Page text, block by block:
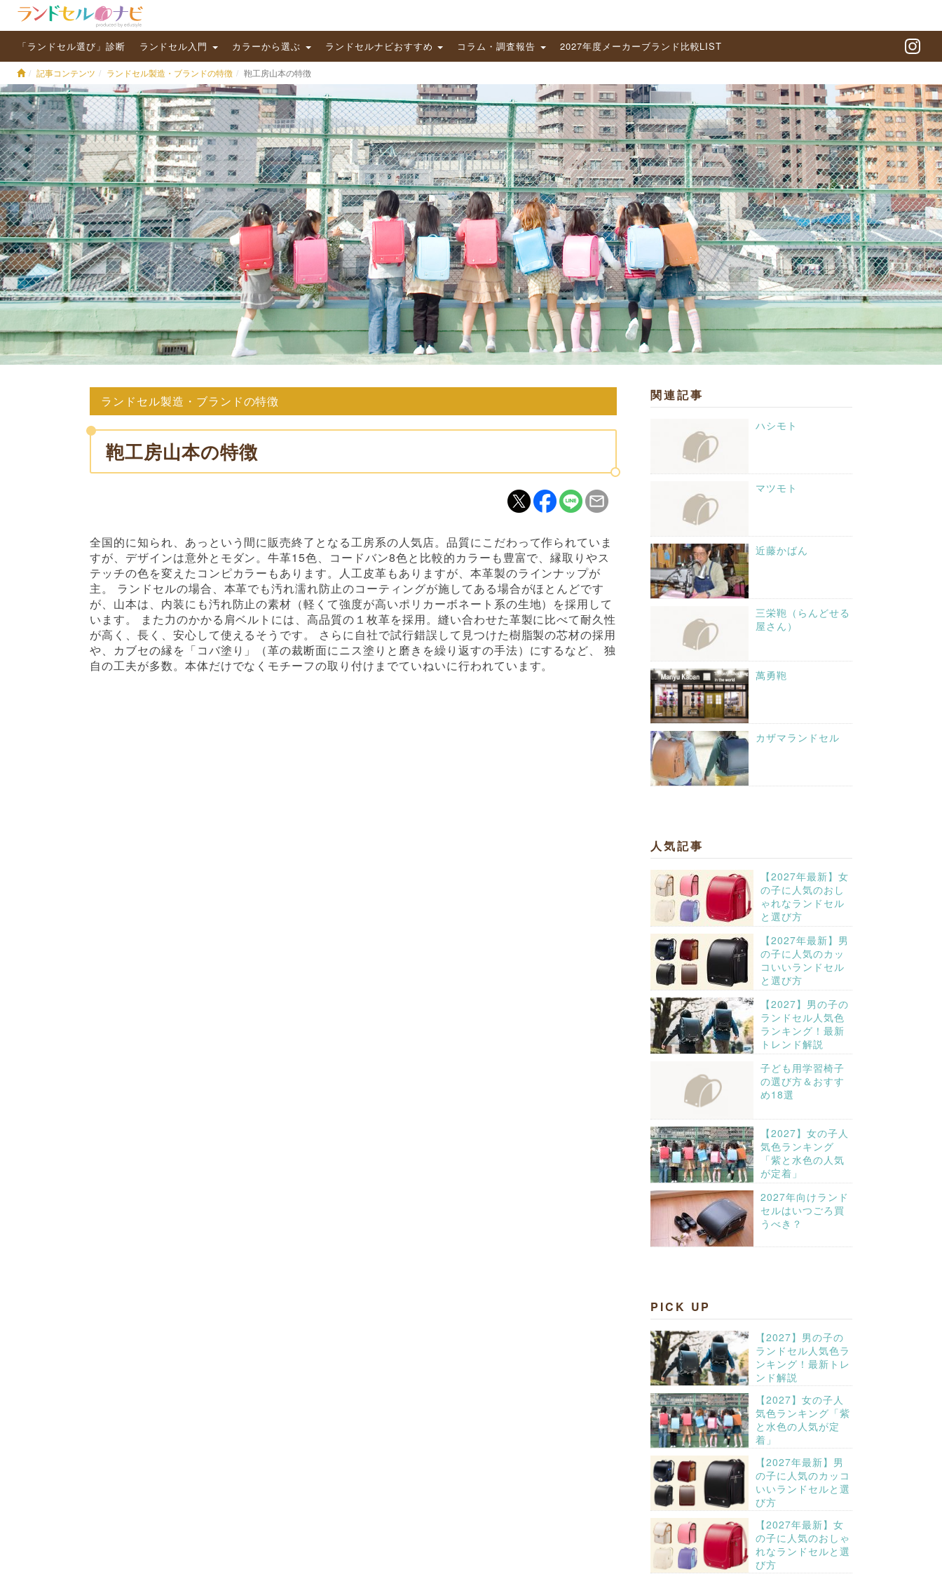
「ランドセル選び」診断 ランドセル入門 カラーから選ぶ ランドセルナビおすすめ コラム・調査報告 2027年度メーカーブランド比較LIST
記事コンテンツ ランドセル製造・ブランドの特徴 鞄工房山本の特徴
ランドセル製造・ブランドの特徴
鞄工房山本の特徴
全国的に知られ、あっという間に販売終了となる工房系の人気店。品質にこだわって作られていま
すが、デザインは意外とモダン。牛革15色、コードバン8色と比較的カラーも豊富で、縁取りやス
テッチの色を変えたコンピカラーもあります。人工皮革もありますが、本革製のラインナップが
主。 ランドセルの場合、本革でも汚れ濡れ防止のコーティングが施してある場合がほとんどです
が、山本は、内装にも汚れ防止の素材（軽くて強度が高いポリカーボネート系の生地）を採用して
います。 また力のかかる肩ベルトには、高品質の１枚革を採用。縫い合わせた革製に比べて耐久性
が高く、長く、安心して使えるそうです。 さらに自社で試行錯誤して見つけた樹脂製の芯材の採用
や、カブセの縁を「コバ塗り」（革の裁断面にニス塗りと磨きを繰り返すの手法）にするなど、 独
自の工夫が多数。本体だけでなくモチーフの取り付けまでていねいに行われています。
関連記事
ハシモト
マツモト
近藤かばん
三栄鞄（らんどせる
屋さん）
萬勇鞄
カザマランドセル
人気記事
【2027年最新】女
の子に人気のおし
ゃれなランドセル
と選び方
【2027年最新】男
の子に人気のカッ
コいいランドセル
と選び方
【2027】男の子の
ランドセル人気色
ランキング！最新
トレンド解説
子ども用学習椅子
の選び方＆おすす
め18選
【2027】女の子人
気色ランキング
「紫と水色の人気
が定着」
2027年向けランド
セルはいつごろ買
うべき？
PICK UP
【2027】男の子の
ランドセル人気色ラ
ンキング！最新トレ
ンド解説
【2027】女の子人
気色ランキング「紫
と水色の人気が定
着」
【2027年最新】男
の子に人気のカッコ
いいランドセルと選
び方
【2027年最新】女
の子に人気のおしゃ
れなランドセルと選
び方